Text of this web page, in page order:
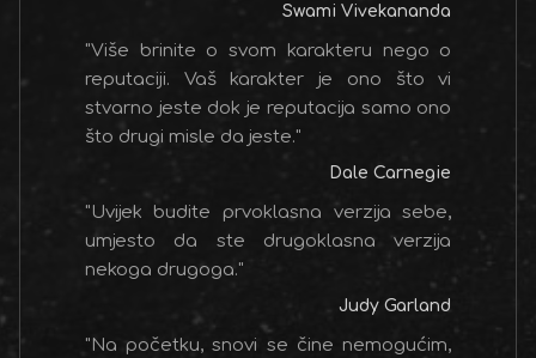
Swami Vivekananda
"Više brinite o svom karakteru nego o
reputaciji. Vaš karakter je ono što vi
stvarno jeste dok je reputacija samo ono
što drugi misle da jeste."
Dale Carnegie
"Uvijek budite prvoklasna verzija sebe,
umjesto da ste drugoklasna verzija
nekoga drugoga."
Judy Garland
"Na početku, snovi se čine nemogućim,